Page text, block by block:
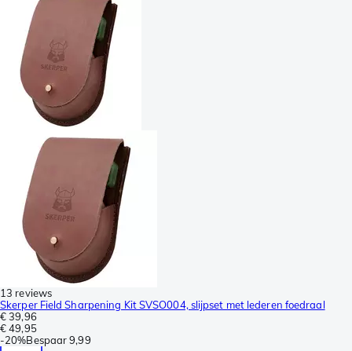
13 reviews
Skerper Field Sharpening Kit SVSO004, slijpset met lederen foedraal
€ 39,96
€ 49,95
-20%Bespaar 9,99